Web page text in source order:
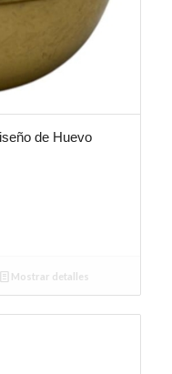
de Huevo
Mostrar detalles